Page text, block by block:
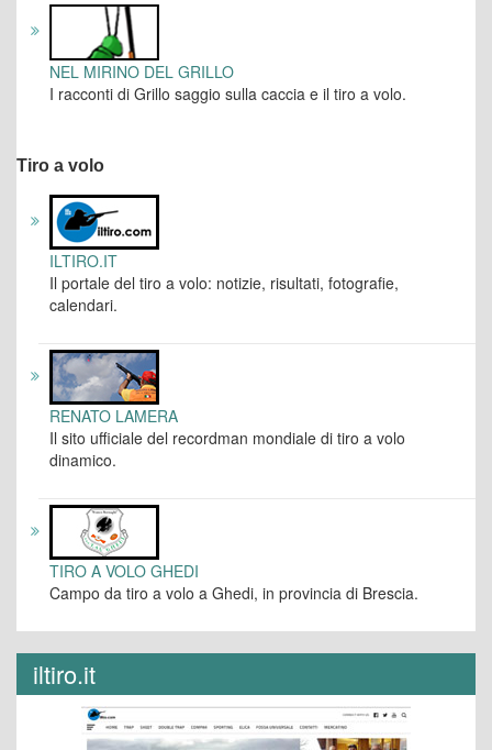
NEL MIRINO DEL GRILLO
I racconti di Grillo saggio sulla caccia e il tiro a volo.
Tiro a volo
ILTIRO.IT
Il portale del tiro a volo: notizie, risultati, fotografie,
calendari.
RENATO LAMERA
Il sito ufficiale del recordman mondiale di tiro a volo
dinamico.
TIRO A VOLO GHEDI
Campo da tiro a volo a Ghedi, in provincia di Brescia.
iltiro.it